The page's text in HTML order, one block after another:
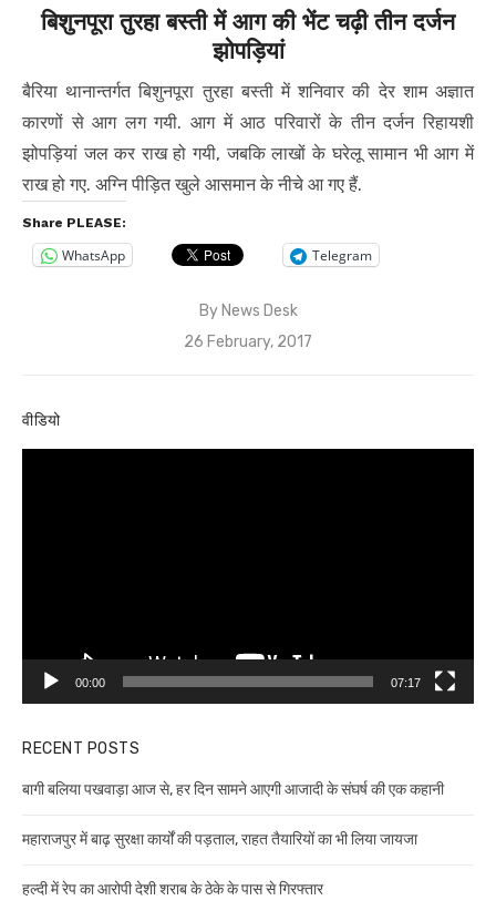
बिशुनपूरा तुरहा बस्ती में आग की भेंट चढ़ी तीन दर्जन
झोपड़ियां
बैरिया थानान्तर्गत बिशुनपूरा तुरहा बस्ती में शनिवार की देर शाम अज्ञात
कारणों से आग लग गयी. आग में आठ परिवारों के तीन दर्जन रिहायशी
झोपड़ियां जल कर राख हो गयी, जबकि लाखों के घरेलू सामान भी आग में
राख हो गए. अग्नि पीड़ित खुले आसमान के नीचे आ गए हैं.
Share PLEASE:
WhatsApp Telegram
By News Desk
Posted
26 February, 2017
वीडियो
00:00 07:17
RECENT POSTS
बागी बलिया पखवाड़ा आज से, हर दिन सामने आएगी आजादी के संघर्ष की एक कहानी
महाराजपुर में बाढ़ सुरक्षा कार्यों की पड़ताल, राहत तैयारियों का भी लिया जायजा
हल्दी में रेप का आरोपी देशी शराब के ठेके के पास से गिरफ्तार